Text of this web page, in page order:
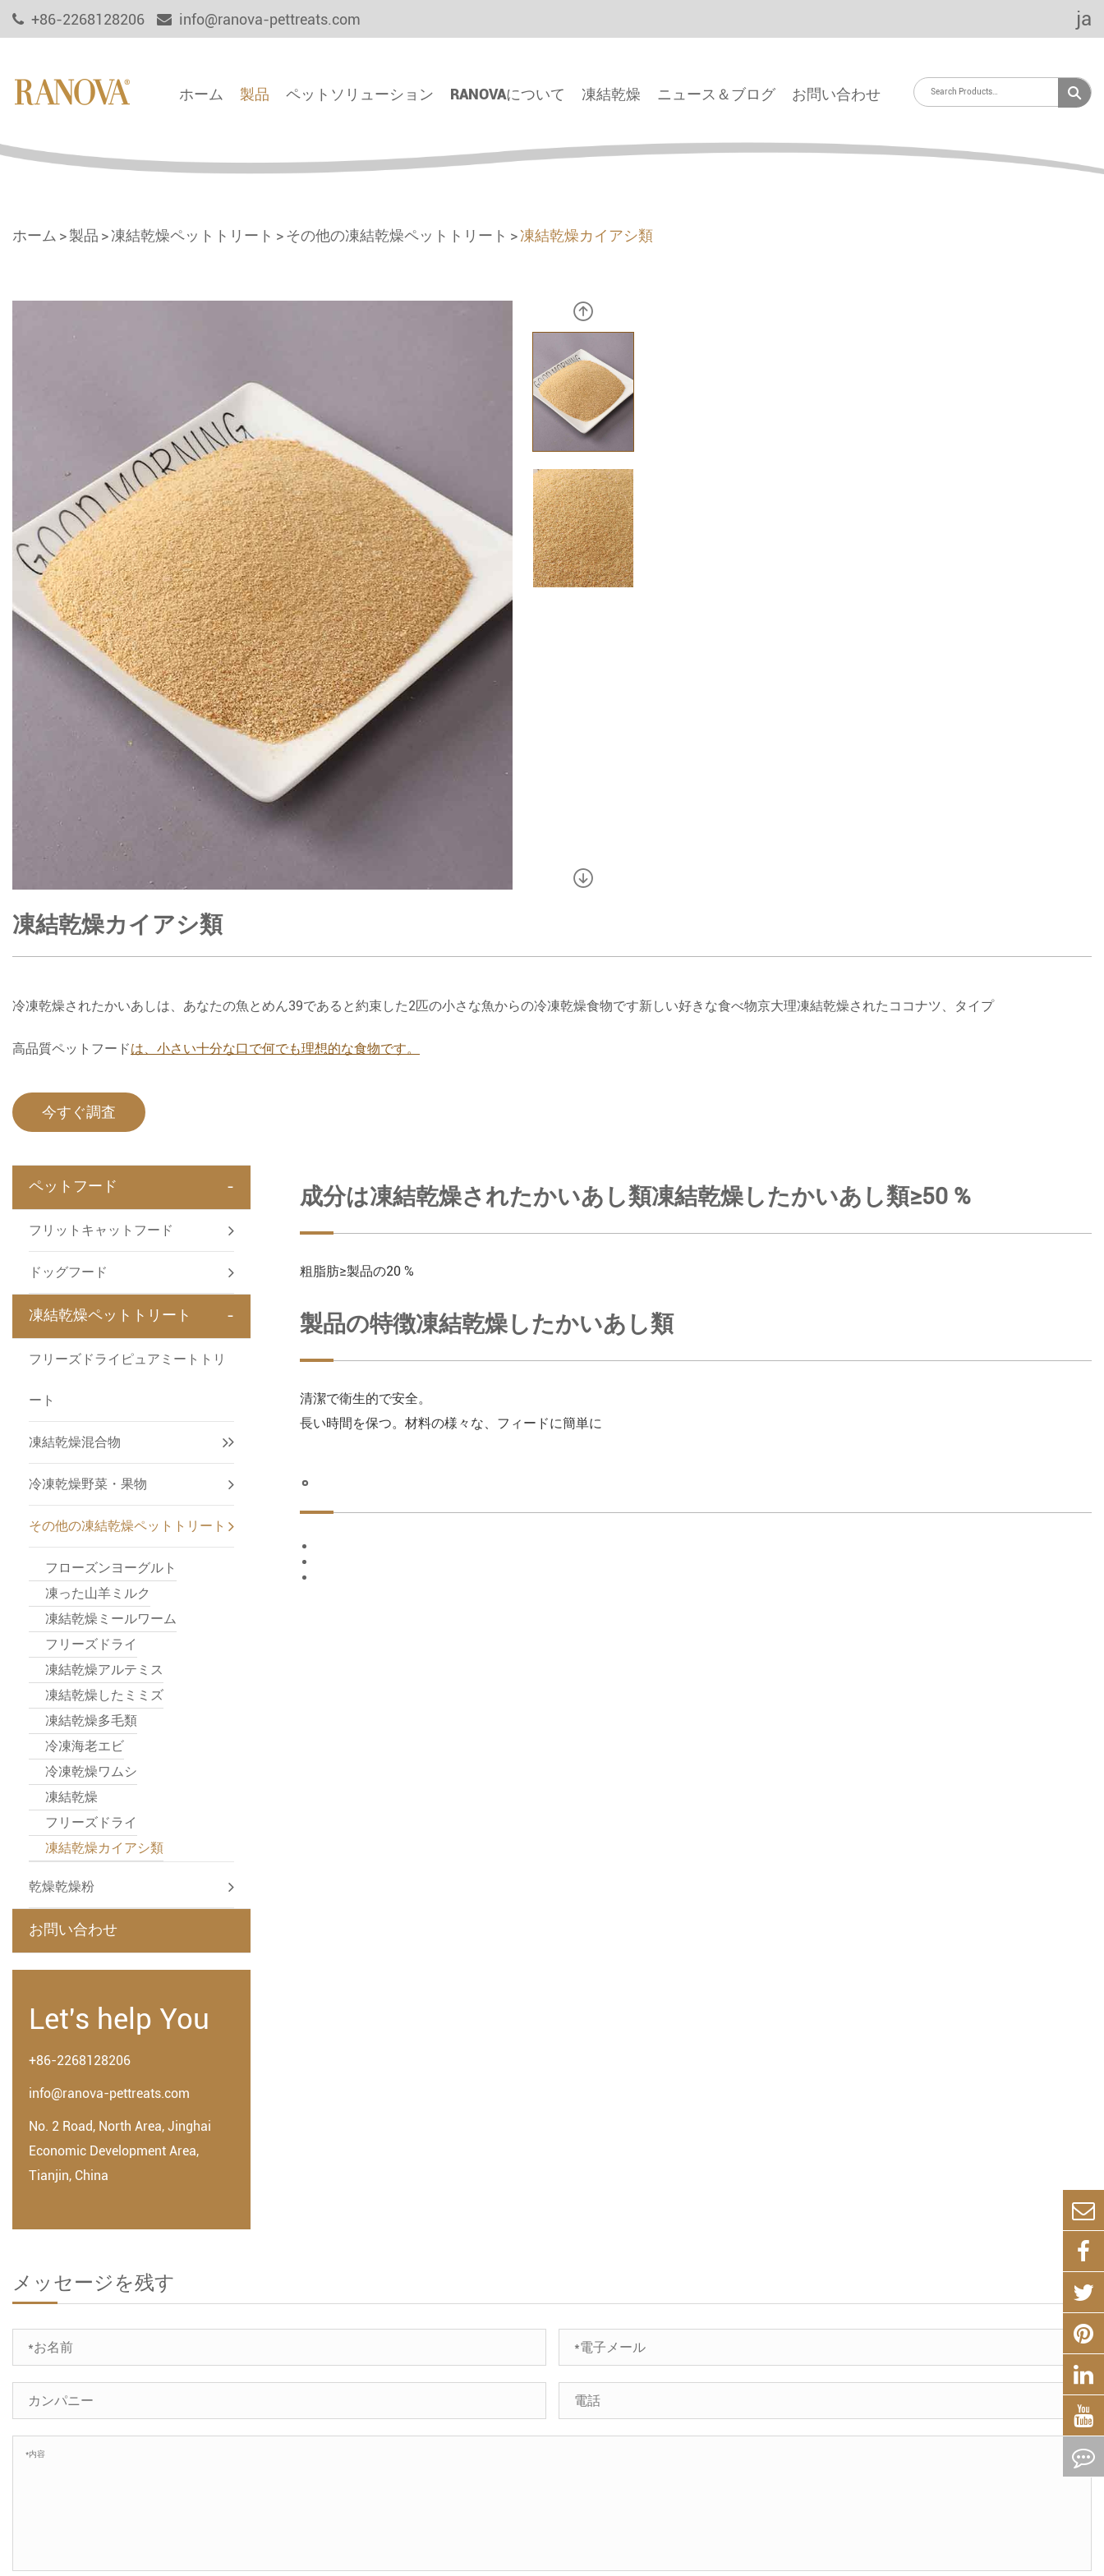
+86-2268128206 info@ranova-pettreats.com ja
ホーム 製品 ペットソリューション RANOVAについて 凍結乾燥 ニュース＆ブログ お問い合わせ
ホーム 製品 凍結乾燥ペットトリート その他の凍結乾燥ペットトリート 凍結乾燥カイアシ類
凍結乾燥カイアシ類
冷凍乾燥されたかいあしは、あなたの魚とめん39であると約束した2匹の小さな魚からの冷凍乾燥食物です新しい好きな食べ物京大理凍結乾燥されたココナツ、タイプ
高品質ペットフードは、小さい十分な口で何でも理想的な食物です。
今すぐ調査
ペットフード -
フリットキャットフード
ドッグフード
凍結乾燥ペットトリート -
フリーズドライピュアミートトリ
ート
凍結乾燥混合物
冷凍乾燥野菜・果物
その他の凍結乾燥ペットトリート
フローズンヨーグルト
凍った山羊ミルク
凍結乾燥ミールワーム
フリーズドライ
凍結乾燥アルテミス
凍結乾燥したミミズ
凍結乾燥多毛類
冷凍海老エビ
冷凍乾燥ワムシ
凍結乾燥
フリーズドライ
凍結乾燥カイアシ類
乾燥乾燥粉
お問い合わせ
Let's help You
+86-2268128206
info@ranova-pettreats.com
No. 2 Road, North Area, Jinghai
Economic Development Area,
Tianjin, China
成分は凍結乾燥されたかいあし類凍結乾燥したかいあし類≥50 %
粗脂肪≥製品の20 %
製品の特徴凍結乾燥したかいあし類
清潔で衛生的で安全。
長い時間を保つ。材料の様々な、フィードに簡単に
。
メッセージを残す